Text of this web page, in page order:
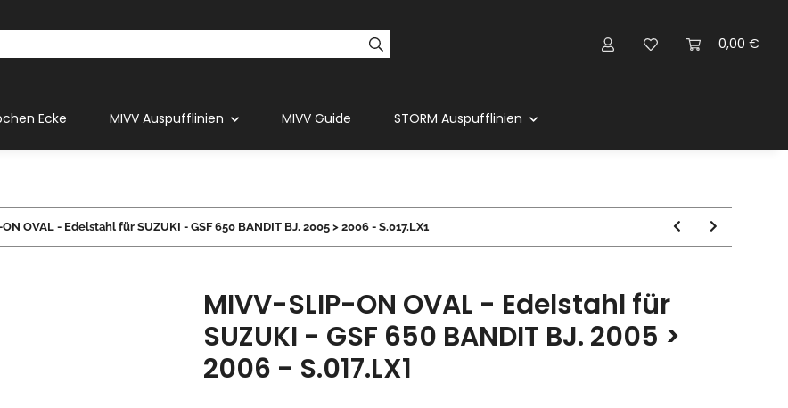
0,00 €
Ecke MIVV Auspufflinien MIVV Guide STORM Auspufflinien
OVAL - Edelstahl für SUZUKI - GSF 650 BANDIT BJ. 2005 > 2006 - S.017.LX1
MIVV-SLIP-ON OVAL - Edelstahl für
SUZUKI - GSF 650 BANDIT BJ. 2005 >
2006 - S.017.LX1